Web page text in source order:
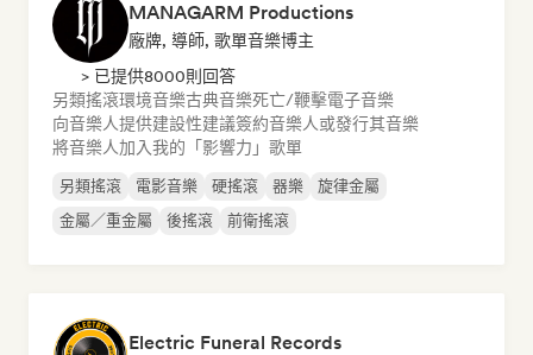
MANAGARM Productions
廠牌, 導師, 歌單音樂博主
> 已提供8000則回答
另類搖滾環境音樂古典音樂死亡/鞭擊電子音樂
向音樂人提供建設性建議簽約音樂人或發行其音樂
將音樂人加入我的「影響力」歌單
另類搖滾 電影音樂 硬搖滾 器樂
旋律金屬
金屬／重金屬
後搖滾 前衛搖滾
Electric Funeral Records